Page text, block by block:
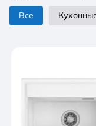
В составе
специальные
«Artgranit»
и достойно
перепады; За
применению
пигментации
Все